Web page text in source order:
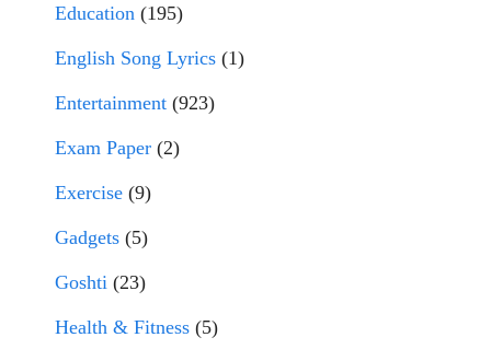
Education (195)
English Song Lyrics (1)
Entertainment (923)
Exam Paper (2)
Exercise (9)
Gadgets (5)
Goshti (23)
Health & Fitness (5)